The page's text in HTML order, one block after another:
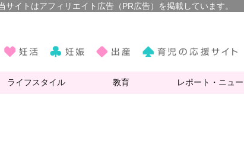
ライフスタイル 教育 レポート・ニュ